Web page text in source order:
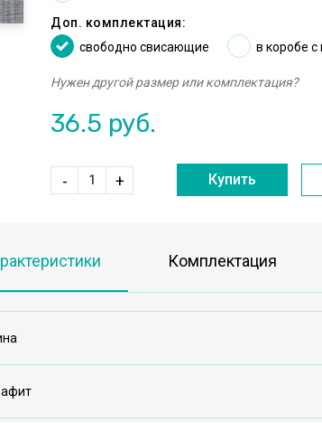
Доп. комплектация:
cвободно свисающие
в коробе
Нужен другой размер или комплектация?
36.5 руб.
- + Купить
Комплектация